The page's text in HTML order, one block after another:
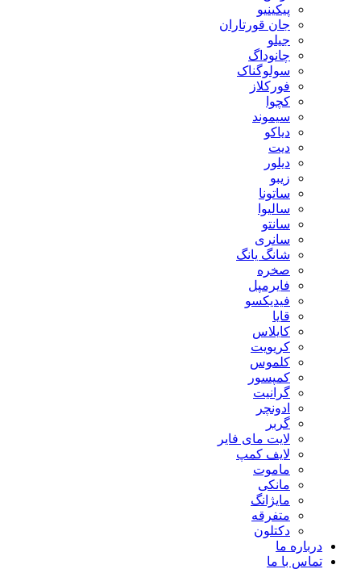
پیکینیو
جان قورتاران
جیلو
چانوداگ
سولوگناک
فورکلاز
کچوا
سیموند
دیاکو
دیت
دیلور
زیبو
ساتونا
سالیوا
سانتو
سانری
شانگ یانگ
صخره
فایرمپل
فیدیکسو
قایا
کایلاس
کریویت
کلموس
کمپسور
گرانیت
ادونچر
گربر
لایت مای فایر
لایف کمپ
ماموت
مانکی
مایژانگ
متفرقه
دکتلون
درباره ما
تماس با ما